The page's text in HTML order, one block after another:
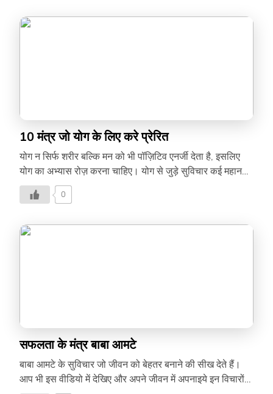
10 मंत्र जो योग के लिए करे प्रेरित
योग न सिर्फ शरीर बल्कि मन को भी पॉज़िटिव एनर्जी देता है, इसलिए
योग का अभ्यास रोज़ करना चाहिए। योग से जुड़े सुविचार कई महान
हस्तियों ने भी दिए हैं, जानिए इस वीडियो में –
0
सफलता के मंत्र बाबा आमटे
बाबा आमटे के सुविचार जो जीवन को बेहतर बनाने की सीख देते हैं।
आप भी इस वीडियो में देखिए और अपने जीवन में अपनाइये इन विचारों